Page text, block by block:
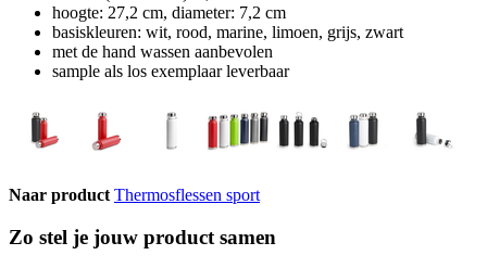
hoogte: 27,2 cm, diameter: 7,2 cm
basiskleuren: wit, rood, marine, limoen, grijs, zwart
met de hand wassen aanbevolen
sample als los exemplaar leverbaar
Naar product Thermosflessen sport
Zo stel je jouw product samen